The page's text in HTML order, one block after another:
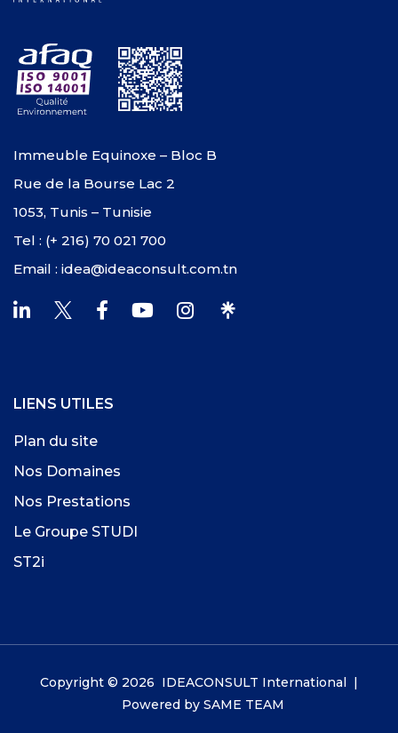
Immeuble Equinoxe – Bloc B
Rue de la Bourse Lac 2
1053, Tunis – Tunisie
Tel : (+ 216) 70 021 700
Email : idea@ideaconsult.com.tn
LIENS UTILES
Plan du site
Nos Domaines
Nos Prestations
Le Groupe STUDI
ST2i
Copyright © 2026 IDEACONSULT International |
Powered by SAME TEAM